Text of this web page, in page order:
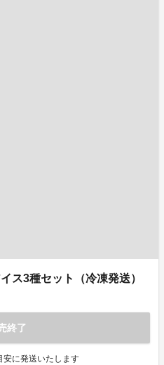
ス3種セット（冷凍発送）
終了
安に発送いたします